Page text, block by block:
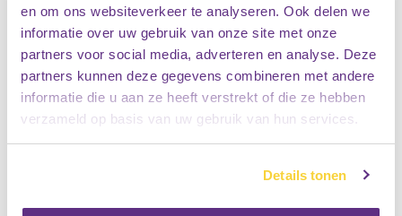
en om ons websiteverkeer te analyseren. Ook delen we
informatie over uw gebruik van onze site met onze
partners voor social media, adverteren en analyse. Deze
partners kunnen deze gegevens combineren met andere
informatie die u aan ze heeft verstrekt of die ze hebben
verzameld op basis van uw gebruik van hun services.
Details tonen
slaapspecialist.
Wanneer slaapverlamming regelmatig voorkomt in
combinatie met extreme slaperigheid overdag, kan
verder onderzoek nodig zijn. Soms wijst dit namelijk op
een onderliggende slaapstoornis.
Voor de meeste mensen blijft slaapverlamming echter
een tijdelijke en onschuldige ervaring. Door beter te
slapen en stress te verminderen nemen de klachten
vaak vanzelf af.